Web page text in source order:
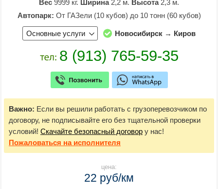
Вес 9999 кг. Ширина2,2 м. Высота2,3 м.
Автопарк: От ГАЗели (10 кубов) до 10 тонн (60 кубов)
Основные услуги Новосибирск → Киров
Важно: Если вы решили работать с грузоперевозчиком по
договору, не подписывайте его без тщательной проверки
условий! Скачайте безопасный договор у нас!
Пожаловаться на исполнителя
цена:
22 руб/км